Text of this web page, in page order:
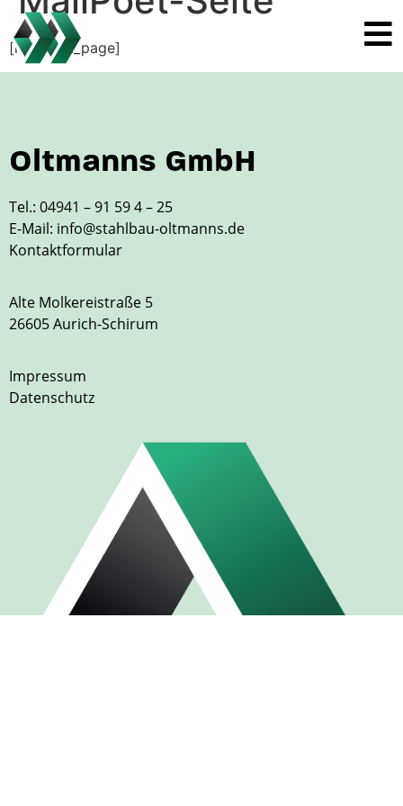
[mailpoet_page]
Oltmanns GmbH
Tel.: 04941 – 91 59 4 – 25
E-Mail: info@stahlbau-oltmanns.de
Kontaktformular
Alte Molkereistraße 5
26605 Aurich-Schirum
Impressum
Datenschutz